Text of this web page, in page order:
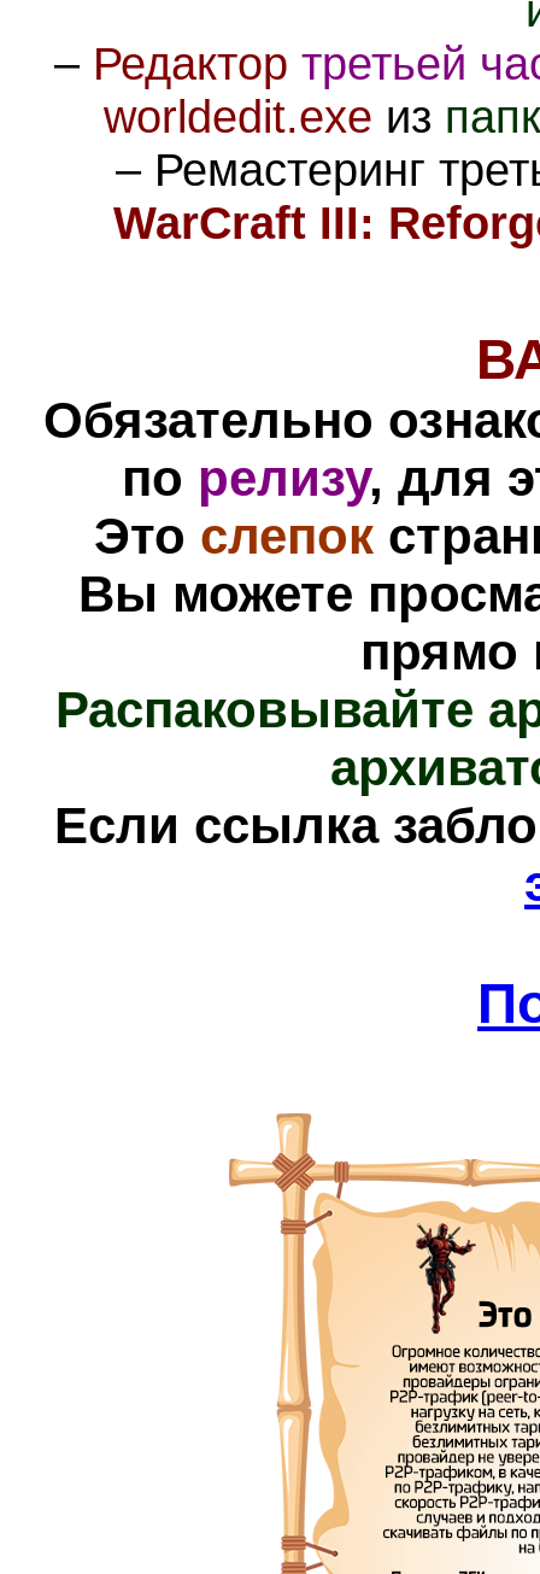
– Редактор третьей
worldedit.exe из
– Ремастеринг
WarCraft III:
Обязательно
по релизу, для
Это слепок
Вы можете
прямо
Распаковывайте
Если ссылка